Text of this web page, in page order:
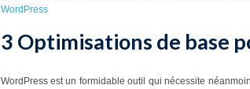
WordPress
3 Optimisations de base
WordPress est un formidable outil qui nécessite